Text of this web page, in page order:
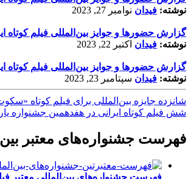
نوشته: فیدان نوامبر 27, 2023
گزارش حضورها و جوایز بین‌المللی فیلم کوتاه
نوشته: فیدان اکتبر 22, 2023
گزارش حضورها و جوایز بین‌المللی فیلم کوتاه
نوشته: فیدان سپتامبر 23, 2023
شانزده جایزه بین‌المللی برای فیلم کوتاه
شش فیلم کوتاه ایرانی در هفدهمین جشنواره
فهرست جشنواره‌های معتبر
فهرست جشنواره‌های بین‌المللی معتبر